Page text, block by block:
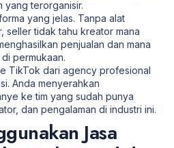
yang terorganisir.
yang jelas. Tanpa alat
seller tidak tahu kreator mana
penjualan dan mana
permukaan.
TikTok dari agency profesional
Anda menyerahkan
ke tim yang sudah punya
dan pengalaman di industri ini.
Jasa